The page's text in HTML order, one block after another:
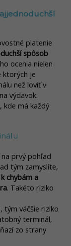
platenie
spôsob
ocenia nielen
ktorých je
než loviť v
výdavok.
kde má každý
prvý pohľad
tým zamyslíte,
chybám a
. Takéto riziko
tým väčšie riziko
terminál,
zo strany